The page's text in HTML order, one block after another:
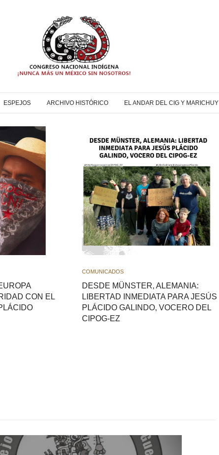
ESPEJOS ARCHIVO HISTÓRICO EL ANDAR DEL CIG Y MARICHUY
CON EL
COMUNICADOS
DESDE MÜNSTER, ALEMANIA:
LIBERTAD INMEDIATA PARA JESÚS
PLÁCIDO GALINDO, VOCERO DEL
CIPOG-EZ